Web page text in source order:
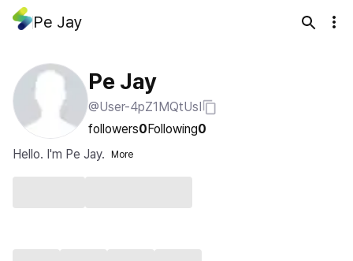
Pe Jay
Pe Jay
@User-4pZ1MQtUsI
followers0Following0
Hello. I'm Pe Jay.
More